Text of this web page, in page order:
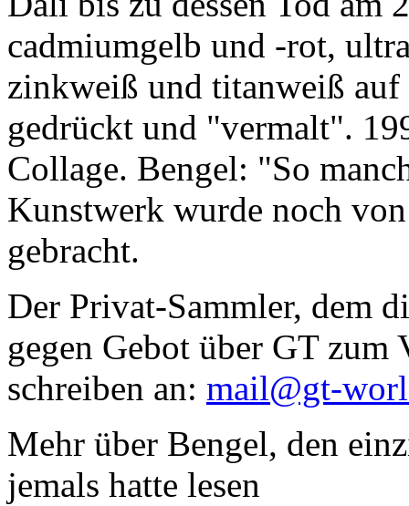
cadmiumgelb und -rot,
zinkweiß und titanweiß
gedrückt und "vermalt".
Collage. Bengel: "So
Kunstwerk wurde noch
gebracht.
Der Privat-Sammler, dem
gegen Gebot über GT zum
schreiben an: mail@gt-
Mehr über Bengel, den
jemals hatte lesen